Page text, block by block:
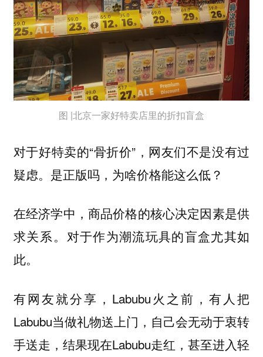
图 |北京一家好特卖店里的折扣盲盒
对于好特卖的“骨折价”，网友们不是没有过
疑虑。是正版吗，为啥价格能这么低？
在经济学中， 商品价格的核心决定因素是‌供
求关系‌。 对于作为潮流玩具的盲盒尤其如
此。
有网友就分享，Labubu火之前，有人把
Labubu当做礼物送上门，自己会无动于衷转
手送走，结果现在Labubu走红，甚至进入轻